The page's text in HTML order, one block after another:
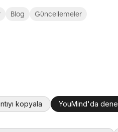
Blog Güncellemeler
kopyala YouMind'da dene